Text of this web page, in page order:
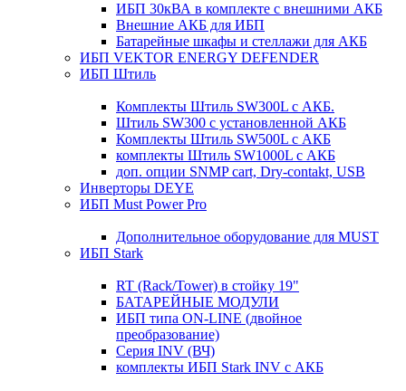
ИБП 30кВА в комплекте с внешними АКБ
Внешние АКБ для ИБП
Батарейные шкафы и стеллажи для АКБ
ИБП VEKTOR ENERGY DEFENDER
ИБП Штиль
Комплекты Штиль SW300L с АКБ.
Штиль SW300 с установленной АКБ
Комплекты Штиль SW500L с АКБ
комплекты Штиль SW1000L с АКБ
доп. опции SNMP cart, Dry-contakt, USB
Инверторы DEYE
ИБП Must Power Pro
Дополнительное оборудование для MUST
ИБП Stark
RT (Rack/Tower) в стойку 19"
БАТАРЕЙНЫЕ МОДУЛИ
ИБП типа ON-LINE (двойное
преобразование)
Серия INV (ВЧ)
комплекты ИБП Stark INV с АКБ